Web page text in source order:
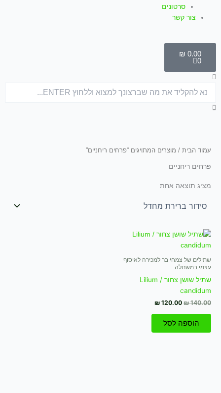
סרטונים
צור קשר
₪ 0.00
0
קניות
חיפוש
עמוד הבית / מוצרים המתויגים “פרחים ריחניים”
פרחים ריחניים
מציג תוצאה אחת
שתילים של צמחי בר למכירה לאיסוף
עצמי במשתלה
שתיל שושן צחור / Lilium
candidum
₪140.00
המחיר
המקורי
היה:
₪ 120.00
המחיר
הוספה לסל